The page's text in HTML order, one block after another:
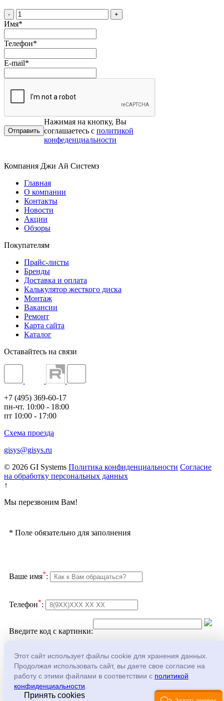
- +
Имя*
Телефон*
E-mail*
Нажимая на кнопку, Вы
соглашаетесь с политикой
конфеденциальности
Компания Джи Ай Системз
Главная
О компании
Контакты
Новости
Акции
Обзоры
Покупателям
Прайс-листы
Бренды
Доставка и оплата
Калькулятор жесткого диска
Монтаж
Вакансии
Ремонт
Карта сайта
Каталог
Оставайтесь на связи
+7 (495) 369-60-17
пн-чт. 10:00 - 18:00
пт 10:00 - 17:00
Схема проезда
gisys@gisys.ru
© 2026 GI Systems Политика конфиденциальности Согласие
на обработку персональных данных
Этот сайт использует файлы cookie для хранения данных.
Продолжая использовать сайт, вы даете свое согласие на
работу с этими файлами в соответствии с политикой
конфиденциальности
Принять cookies
↑
Мы перезвоним Вам!
* Поле обязательно для заполнения
Ваше имя*:
Телефон*:
Введите код с картинки:
конфеденциальностииобработкой персональных
данных